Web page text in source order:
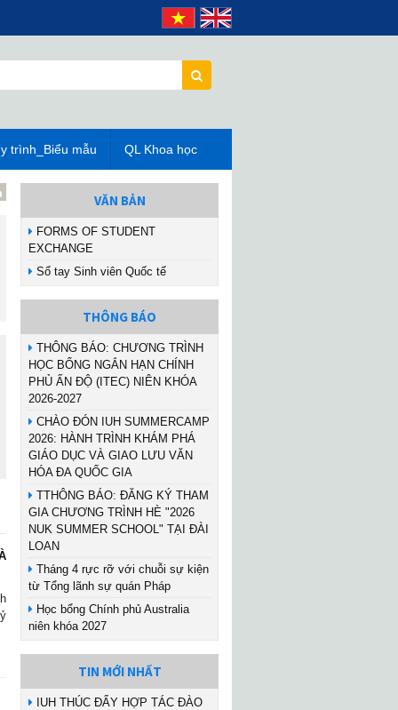
trình_Biểu mẫu QL Khoa học
VĂN BẢN
FORMS OF STUDENT
EXCHANGE
Sổ tay Sinh viên Quốc tế
THÔNG BÁO
THÔNG BÁO: CHƯƠNG TRÌNH
HỌC BỔNG NGẮN HẠN CHÍNH
PHỦ ẤN ĐỘ (ITEC) NIÊN KHÓA
2026-2027
CHÀO ĐÓN IUH SUMMERCAMP
2026: HÀNH TRÌNH KHÁM PHÁ
GIÁO DỤC VÀ GIAO LƯU VĂN
HÓA ĐA QUỐC GIA
TTHÔNG BÁO: ĐĂNG KÝ THAM
GIA CHƯƠNG TRÌNH HÈ "2026
NUK SUMMER SCHOOL" TẠI ĐÀI
LOAN
Tháng 4 rực rỡ với chuỗi sự kiện
từ Tổng lãnh sự quán Pháp
Học bổng Chính phủ Australia
niên khóa 2027
TIN MỚI NHẤT
IUH THÚC ĐẨY HỢP TÁC ĐÀO